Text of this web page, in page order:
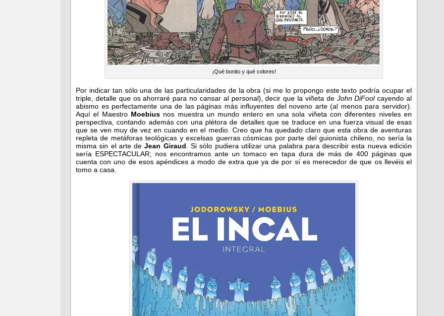
¡Qué bonito y qué colores!
Por indicar tan sólo una de las particularidades de la obra (si me lo propongo este texto podría ocupar el
triple, detalle que os ahorraré para no cansar al personal), decir que la viñeta de John DiFoolcayendo al
abismo es perfectamente una de las páginas más influyentes del noveno arte (al menos para servidor).
Aquí el Maestro Moebiusnos muestra un mundo entero en una sola viñeta con diferentes niveles en
perspectiva, contando además con una plétora de detalles que se traduce en una fuerza visual de esas
que se ven muy de vez en cuando en el medio. Creo que ha quedado claro que esta obra de aventuras
repleta de metáforas teológicas y excelsas guerras cósmicas por parte del guionista chileno, no sería la
misma sin el arte deJean Giraud. Si sólo pudiera utilizar una palabra para describir esta nueva edición
sería ESPECTACULAR; nos encontramos ante un tomaco en tapa dura de más de 400 páginas que
cuenta con uno de esos apéndices a modo de extra que ya de por sí es merecedor de que os llevéis el
tomo a casa.